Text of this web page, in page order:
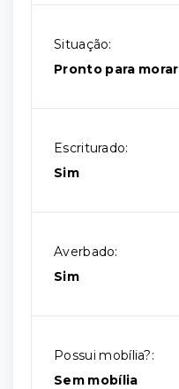
Situação:
Pronto para morar
Escriturado:
Sim
Averbado:
Sim
Possui mobília?:
Sem mobília